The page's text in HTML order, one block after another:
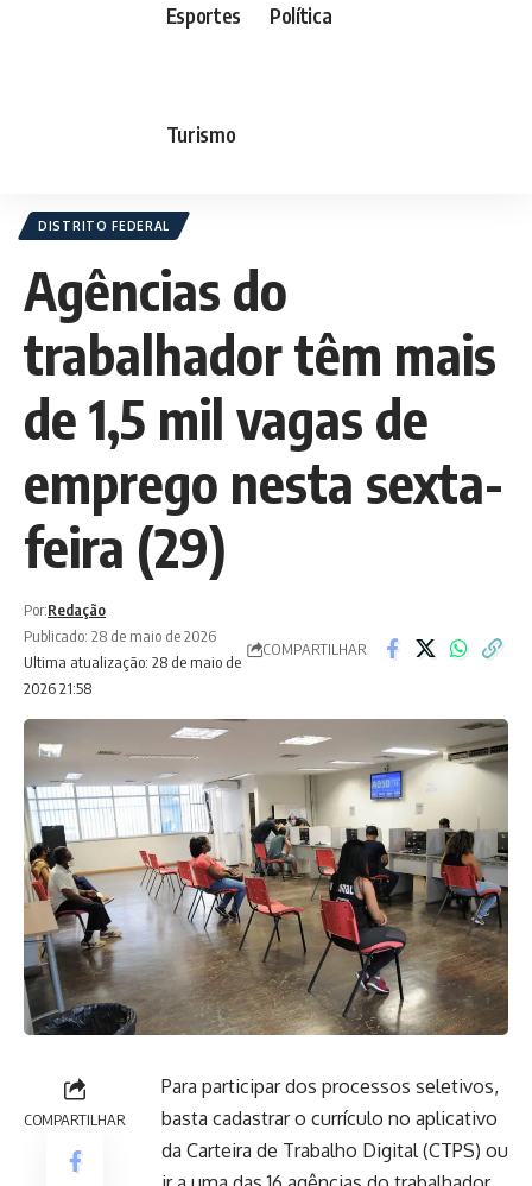
Esportes Política
Turismo
DISTRITO FEDERAL
Agências do
trabalhador têm mais
de 1,5 mil vagas de
emprego nesta sexta-
feira (29)
Ultima atualização: 28 de maio de
2026 21:58
Por:Redação
Publicado: 28 de maio de 2026
COMPARTILHAR
COMPARTILHAR
Para participar dos processos seletivos,
basta cadastrar o currículo no aplicativo
da Carteira de Trabalho Digital (CTPS) ou